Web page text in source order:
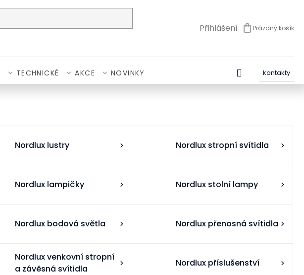
Přihlášení NÁKUPNÍ
Prázdný košík
TECHNICKÉ AKCE NOVINKY kontakty
Nordlux lustry Nordlux stropní svítidla
Nordlux lampičky Nordlux stolní lampy
Nordlux bodová světla Nordlux přenosná svítidla
Nordlux venkovní stropní
a závěsná svítidla
Nordlux příslušenství